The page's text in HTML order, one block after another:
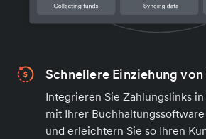
Schnellere Einziehung
Integrieren Sie Zahlungslinks
mit Ihrer
und erleichtern Sie so Ihren